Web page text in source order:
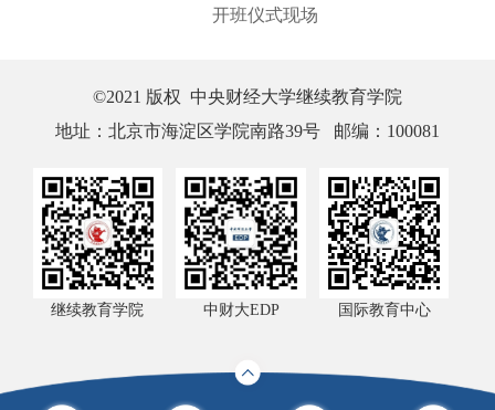
开班仪式现场
©2021 版权 中央财经大学继续教育学院
地址：北京市海淀区学院南路39号 邮编：100081
继续教育学院 中财大EDP 国际教育中心